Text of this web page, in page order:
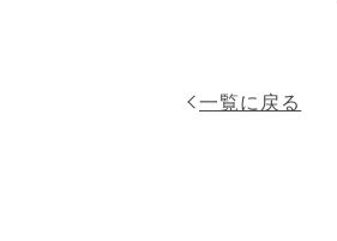
一覧に戻る